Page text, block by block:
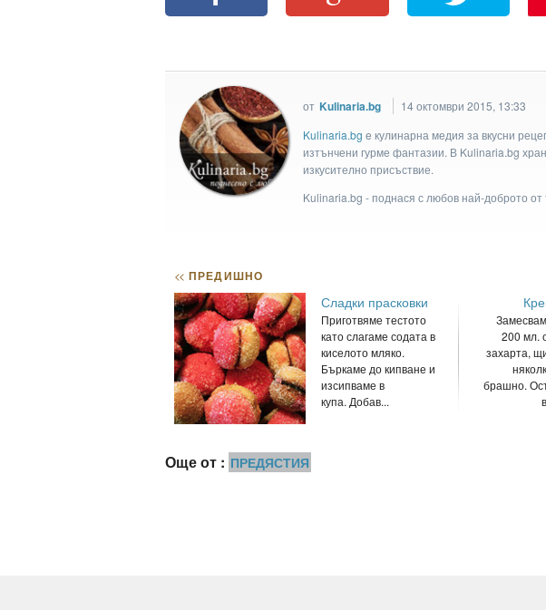
от Kulinaria.bg
14 октомври 2015, 13:33
Kulinaria.bg e кулинарна медия за вкусни
изтънчени гурме фантазии. В Kulinaria.bg
изкусително присъствие.
Kulinaria.bg - поднася с любов най-доброто
<< ПРЕДИШНО
Сладки прасковки
Приготвяме тестото
като слагаме содата в
киселото мляко.
Бъркаме до кипване и
изсипваме в
купа. Добав...
200 мл.
захарта,
брашно.
Още от : ПРЕДЯСТИЯ